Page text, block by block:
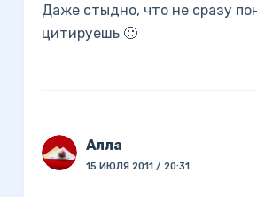
Даже стыдно, что не сразу
цитируешь 🙁
Алла
15 ИЮЛЯ 2011 / 20:31